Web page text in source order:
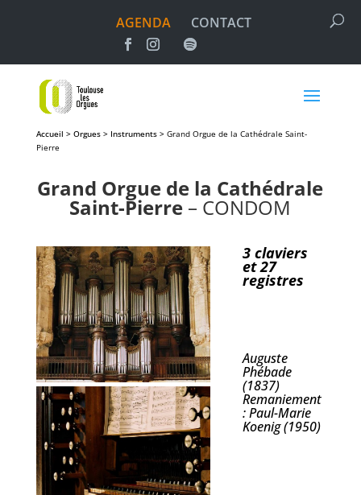
AGENDA CONTACT
Accueil > Orgues > Instruments > Grand Orgue de la Cathédrale Saint-
Pierre
Grand Orgue de la Cathédrale
Saint-Pierre – CONDOM
3 claviers
et 27
registres
Auguste
Phébade
(1837)
Remaniement
: Paul-Marie
Koenig (1950)